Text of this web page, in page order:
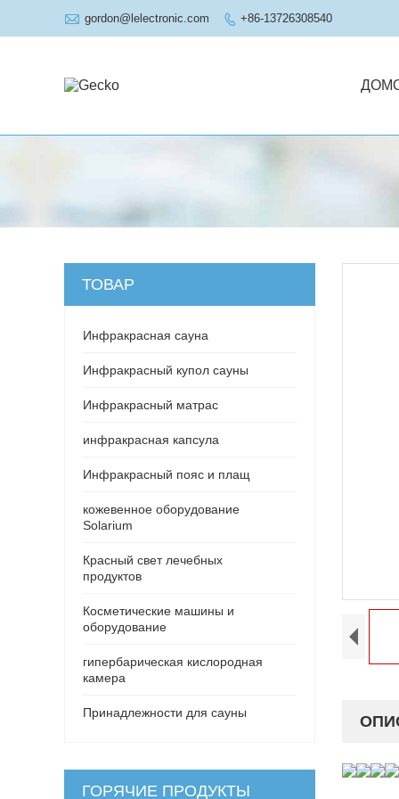
 gordon@lelectronic.com  +86-13726308540
ТОВАР
Инфракрасная сауна
Инфракрасный купол сауны
Инфракрасный матрас
инфракрасная капсула
Инфракрасный пояс и плащ
кожевенное оборудование
Solarium
Красный свет лечебных
продуктов
Косметические машины и
оборудование
гипербарическая кислородная
камера
Принадлежности для сауны
ГОРЯЧИЕ ПРОДУКТЫ